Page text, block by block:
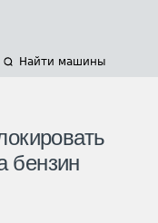
Найти машины
бензин